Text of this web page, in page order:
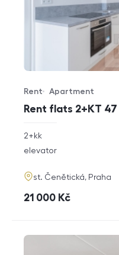
Rent flats 2+KT
Offer type
Rent
Property type
Apartment
rozměry
2+kk
funkce
elevator
adresa
st. Čenětická, Praha
cena
21 000 Kč